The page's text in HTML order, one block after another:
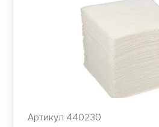
Артикул 440230